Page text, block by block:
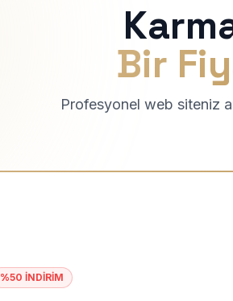
Bir
Profesyonel web siteniz
%50 İNDİRİM